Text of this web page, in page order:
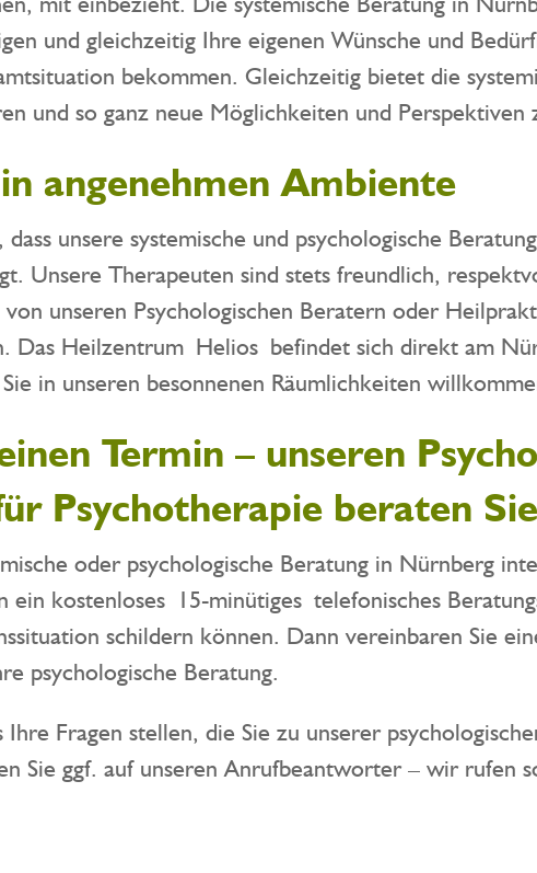
und gleichzeitig Ihre eigenen Wünsche und
bekommen. Gleichzeitig bietet die
und so ganz neue Möglichkeiten und Perspektiven
angenehmen Ambiente
unsere systemische und psychologische
Unsere Therapeuten sind stets freundlich,
unseren Psychologischen Beratern oder
Das Heilzentrum Helios befindet sich direkt am
in unseren besonnenen Räumlichkeiten
Termin – unseren
Psychotherapie beraten
oder psychologische Beratung in Nürnberg
kostenloses 15-minütiges telefonisches
schildern können. Dann vereinbaren Sie
psychologische Beratung.
Fragen stellen, die Sie zu unserer
Sie ggf. auf unseren Anrufbeantworter – wir rufen